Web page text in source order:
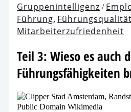
Gruppenintelligenz /
Führung, Führungsqualität
Mitarbeiterzufriedenheit
Teil 3: Wieso es auch
Führungsfähigkeiten